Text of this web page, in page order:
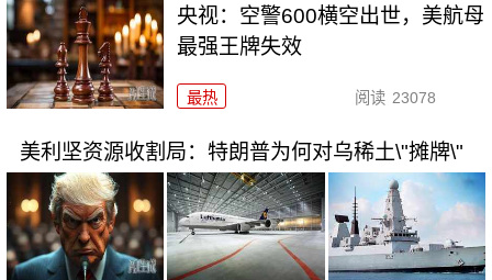
央视：空警600横空出世，美航母
最强王牌失效
最热 阅读 23078
美利坚资源收割局：特朗普为何对乌稀土\"摊牌\"